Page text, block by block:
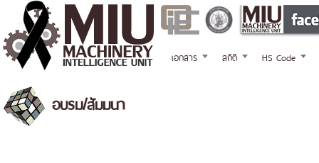
เอกสาร สถิติ HS Code
อบรม/สัมมนา